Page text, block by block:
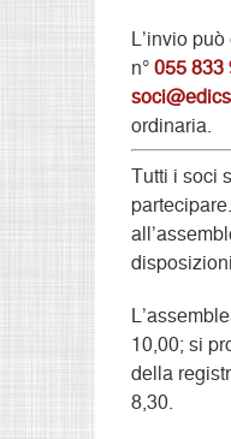
L’invio
n°055 833
ordinaria.
Tutti i soci
10,00; si
della
8,30.